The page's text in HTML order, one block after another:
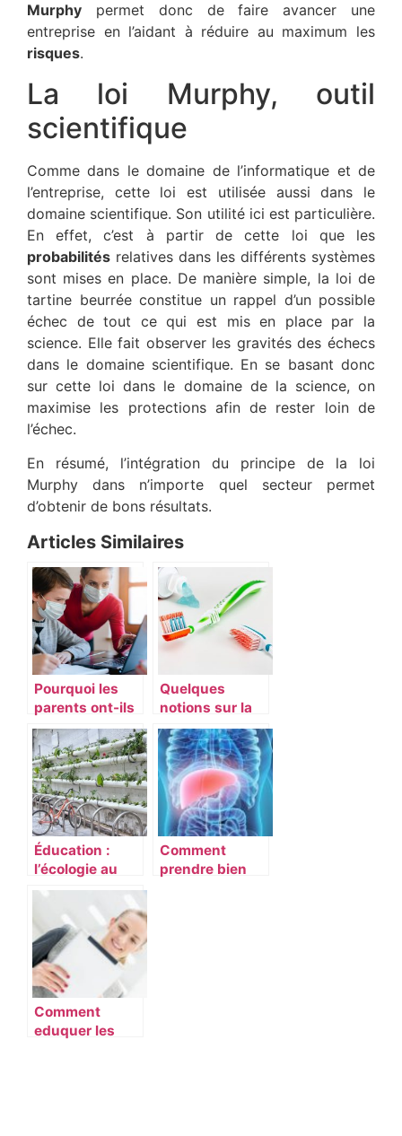
Murphy permet donc de faire avancer une
entreprise en l’aidant à réduire au maximum les
risques.
La loi Murphy, outil
scientifique
Comme dans le domaine de l’informatique et de
l’entreprise, cette loi est utilisée aussi dans le
domaine scientifique. Son utilité ici est particulière.
En effet, c’est à partir de cette loi que les
probabilités relatives dans les différents systèmes
sont mises en place. De manière simple, la loi de
tartine beurrée constitue un rappel d’un possible
échec de tout ce qui est mis en place par la
science. Elle fait observer les gravités des échecs
dans le domaine scientifique. En se basant donc
sur cette loi dans le domaine de la science, on
maximise les protections afin de rester loin de
l’échec.
En résumé, l’intégration du principe de la loi
Murphy dans n’importe quel secteur permet
d’obtenir de bons résultats.
Articles Similaires
Pourquoi les
parents ont-ils
besoin
d’éducation ?
Quelques
notions sur la
parodontologie
Éducation :
l’écologie au
programme
pour les élèves
français
Comment
prendre bien
Comment
eduquer les